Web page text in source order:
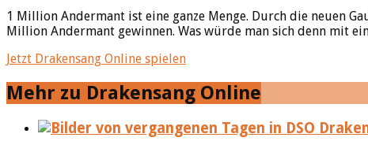
1 Million Andermant ist eine ganze Menge. Durch die neuen
Million Andermant gewinnen. Was würde man sich denn mit
Jetzt Drakensang Online spielen
Mehr zu Drakensang Online